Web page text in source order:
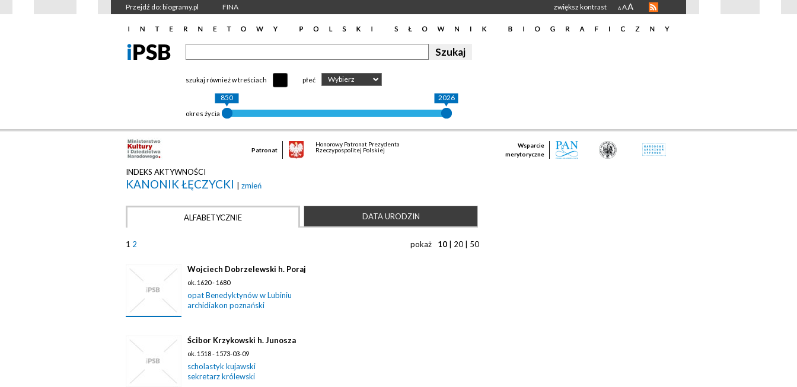
Przejdź do: biogramy.pl FINA zwiększ kontrast A AA
szukaj również w treściach płeć Wybierz
okres życia
850 2026
Patronat
Honorowy Patronat Prezydenta
Rzeczypospolitej Polskiej
Wsparcie
merytoryczne
INDEKS AKTYWNOŚCI
KANONIK ŁĘCZYCKI zmień
ALFABETYCZNIE DATA URODZIN
1 2 pokaż 10 20 50
Wojciech Dobrzelewski h. Poraj
ok. 1620 - 1680
opat Benedyktynów w Lubiniu
archidiakon poznański
Ścibor Krzykowski h. Junosza
ok. 1518 - 1573-03-09
scholastyk kujawski
sekretarz królewski